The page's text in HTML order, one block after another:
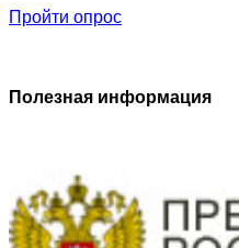
Пройти опрос
Полезная информация